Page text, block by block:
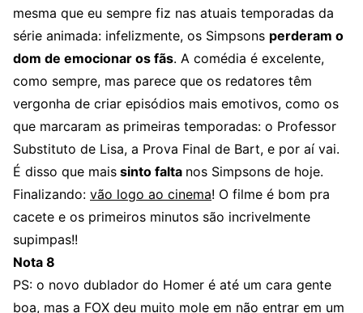
mesma que eu sempre fiz nas atuais temporadas da
série animada: infelizmente, os Simpsons perderam o
dom de emocionar os fãs. A comédia é excelente,
como sempre, mas parece que os redatores têm
vergonha de criar episódios mais emotivos, como os
que marcaram as primeiras temporadas: o Professor
Substituto de Lisa, a Prova Final de Bart, e por aí vai.
É disso que mais sinto falta nos Simpsons de hoje.
Finalizando: vão logo ao cinema! O filme é bom pra
cacete e os primeiros minutos são incrivelmente
supimpas!!
Nota 8
PS: o novo dublador do Homer é até um cara gente
boa, mas a FOX deu muito mole em não entrar em um